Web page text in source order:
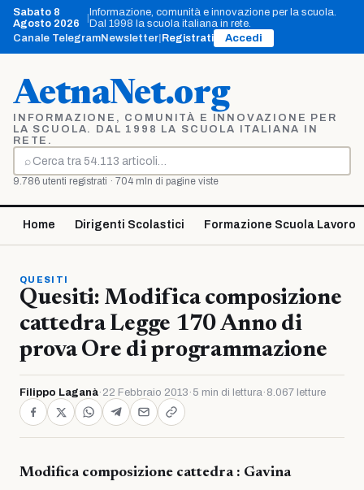
Vai
contenuto
Sabato 8
Agosto 2026
Informazione, comunità e innovazione per la scuola.
Dal 1998 la scuola italiana in rete.
Canale TelegramNewsletter Registrati Accedi
AetnaNet.org
INFORMAZIONE, COMUNITÀ E INNOVAZIONE PER
LA SCUOLA. DAL 1998 LA SCUOLA ITALIANA IN
RETE.
⌕
Cerca
9.786 utenti registrati · 704 mln di pagine viste
Home Dirigenti Scolastici Formazione Scuola Lavoro
QUESITI
Quesiti: Modifica composizione
cattedra Legge 170 Anno di
prova Ore di programmazione
Filippo Laganà· 22 Febbraio 2013 · 5 min di lettura· 8.067 letture
Modifica composizione cattedra : Gavina